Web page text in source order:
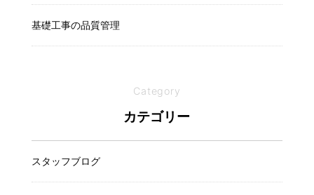
基礎工事の品質管理
Category
カテゴリー
スタッフブログ